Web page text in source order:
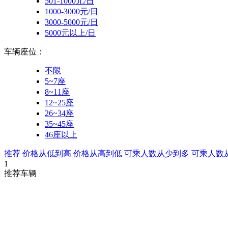
1000-3000元/日
3000-5000元/日
5000元以上/日
车辆座位：
不限
5~7座
8~11座
12~25座
26~34座
35~45座
46座以上
推荐 价格从低到高 价格从高到低 可乘人数从少到多 可乘人数
1
推荐车辆